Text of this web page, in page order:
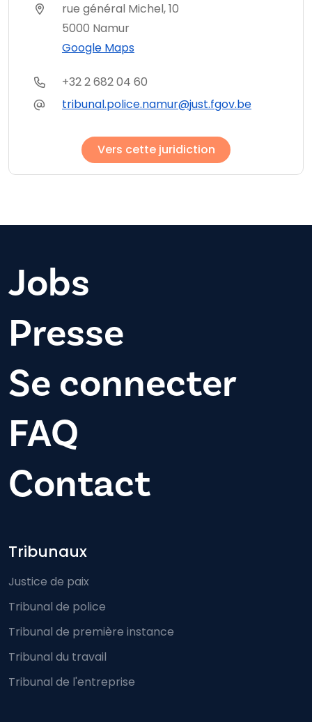
rue général Michel, 10
5000 Namur
Google Maps
+32 2 682 04 60
tribunal.police.namur@just.fgov.be
Vers cette juridiction
Jobs
Presse
Se connecter
FAQ
Contact
Footer-menu
Tribunaux
Justice de paix
Tribunal de police
Tribunal de première instance
Tribunal du travail
Tribunal de l'entreprise